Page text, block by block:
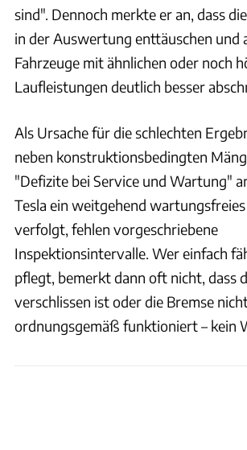
sind". Dennoch merkte er an, dass
in der Auswertung enttäuschen und
Fahrzeuge mit ähnlichen oder noch
Laufleistungen deutlich besser
Als Ursache für die schlechten
neben konstruktionsbedingten
"Defizite bei Service und Wartung"
Tesla ein weitgehend
verfolgt, fehlen vorgeschriebene
Inspektionsintervalle. Wer einfach
pflegt, bemerkt dann oft nicht, dass
verschlissen ist oder die Bremse
ordnungsgemäß funktioniert – kein